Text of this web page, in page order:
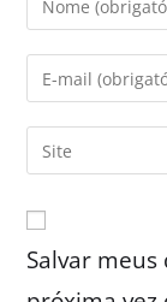
Salvar